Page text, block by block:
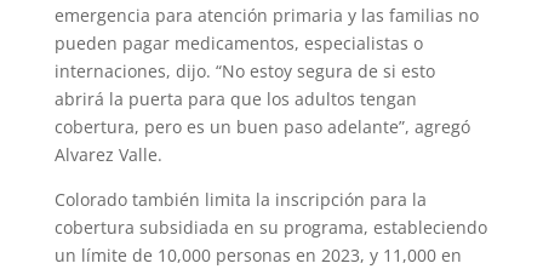
emergencia para atención primaria y las familias no
pueden pagar medicamentos, especialistas o
internaciones, dijo. “No estoy segura de si esto
abrirá la puerta para que los adultos tengan
cobertura, pero es un buen paso adelante”, agregó
Alvarez Valle.
Colorado también limita la inscripción para la
cobertura subsidiada en su programa, estableciendo
un límite de 10,000 personas en 2023, y 11,000 en